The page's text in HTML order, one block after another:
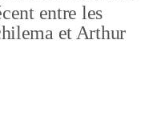
entre les
et Arthur